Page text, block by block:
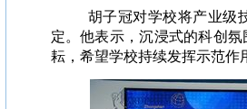
胡子冠对学校将产业级
定。他表示，沉浸式的科创
耘，希望学校持续发挥示范作